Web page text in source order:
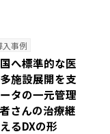
入事例
へ標準的な医
施設展開を支
タの一元管理
さんの治療継
るDXの形